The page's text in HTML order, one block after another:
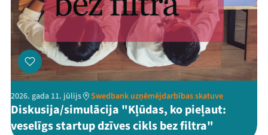
2026. gada 11. jūlijs Swedbank uzņēmējdarbības skatuve
Diskusija/simulācija "Kļūdas, ko pieļaut:
veselīgs startup dzīves cikls bez filtra"